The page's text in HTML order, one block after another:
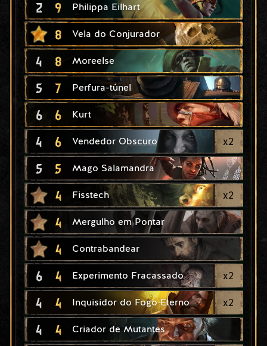
2 9 Philippa Eilhart
8 Vela do Conjurador
4 8 Moreelse
5 7 Perfura-túnel
6 6 Kurt
4 6 Vendedor Obscuro x2
5 5 Mago Salamandra
4 Fisstech x2
4 Mergulho em Pontar
4 Contrabandear
6 4 Experimento Fracassado x2
4 4 Inquisidor do Fogo Eterno x2
4 4 Criador de Mutantes